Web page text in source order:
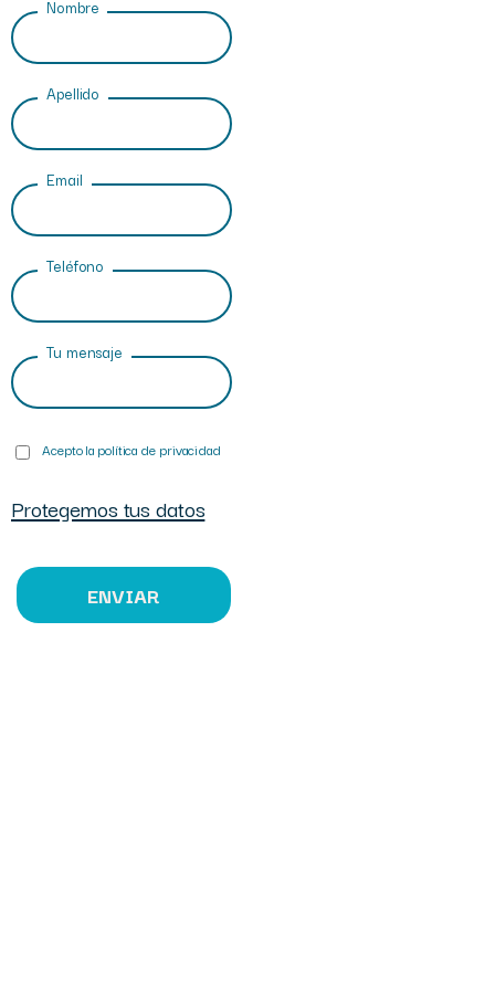
Nombre
Apellido
Email
Teléfono
Tu mensaje
Acepto la política de privacidad
Protegemos tus datos